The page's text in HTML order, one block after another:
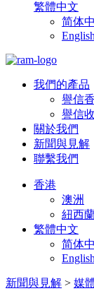
繁體中文
简体
English
我們的產品
譽信
譽信
關於我們​
新聞與見解
聯繫我們
香港
澳洲
紐西
繁體中文
简体
English
新聞與見解 > 媒